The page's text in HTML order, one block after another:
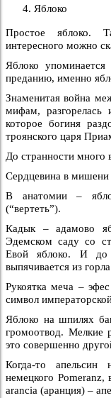
Яблоко
Простое яблоко.
интересного можно
Яблоко
преданию, именно
Знаменитая война
мифам, разгорелась
которое богиня
троянского царя
До странности много
Сердцевина в мишени
В анатомии –
(“вертеть”).
Кадык – адамово
Эдемском саду со
Евой яблоко. И
выпячивается из
Рукоятка меча –
символ
Яблоко на шпилях
громоотвод. Мелкие
это совершенно
Когда-то апельсин
немецкого Pomeranz,
arancia (аранция) –